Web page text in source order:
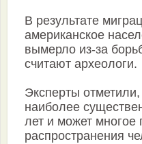
В результате
американское
вымерло из-за
считают археологи.
Эксперты отметили,
наиболее
лет и может многое
распространения